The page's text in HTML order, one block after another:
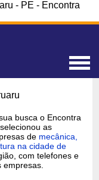
- PE - Encontra
busca o Encontra
as
de mecânica,
na cidade de
com telefones e